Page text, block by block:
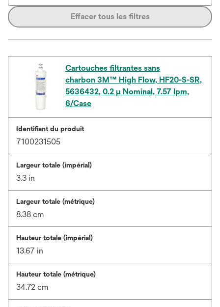
Effacer tous les filtres
Cartouches filtrantes sans
charbon 3M™ High Flow, HF20-S-SR,
5636432, 0.2 µ Nominal, 7.57 lpm,
6/Case
Identifiant du produit
7100231505
Largeur totale (impérial)
3.3 in
Largeur totale (métrique)
8.38 cm
Hauteur totale (impérial)
13.67 in
Hauteur totale (métrique)
34.72 cm